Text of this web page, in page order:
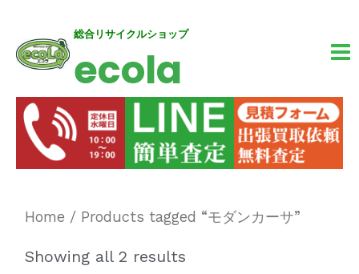
総合リサイクルショップ
ecola
Home / Products tagged “モダンカーサ”
Showing all 2 results